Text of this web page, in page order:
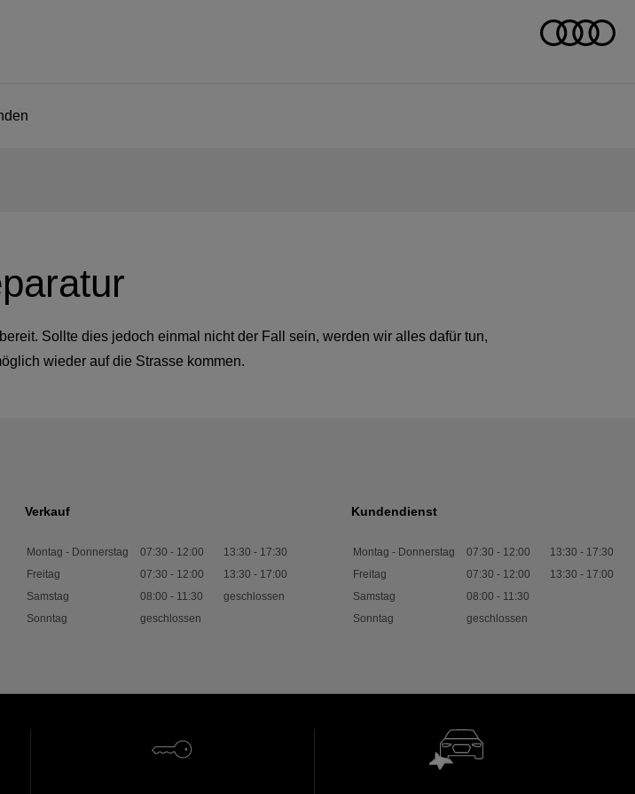
Sollte dies jedoch einmal nicht der Fall sein, werden wir alles dafür tun,
wieder auf die Strasse kommen.
Verkauf
Montag - Donnerstag 07:30 - 12:00 13:30 - 17:30
Freitag
07:30 - 12:00 13:30 - 17:00
Samstag
08:00 - 11:30
geschlossen
Sonntag
geschlossen
Kundendienst
Montag - Donnerstag 07:30 - 12:00 13:30 - 17:30
Freitag
07:30 - 12:00 13:30 - 17:00
Samstag
08:00 - 11:30
Sonntag
geschlossen